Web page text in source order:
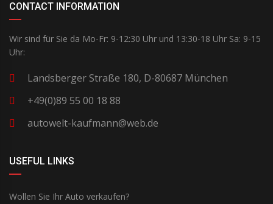
CONTACT INFORMATION
Wir sind für Sie da Mo-Fr: 9-12:30 Uhr und 13:30-18 Uhr Sa: 9-15
Uhr:
Landsberger Straße 180, D-80687 München
+49(0)89 55 00 18 88
autowelt-kaufmann@web.de
USEFUL LINKS
Wollen Sie Ihr Auto verkaufen?